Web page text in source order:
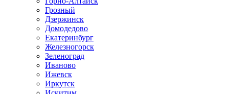
Грозный
Дзержинск
Домодедово
Екатеринбург
Железногорск
Зеленоград
Иваново
Ижевск
Иркутск